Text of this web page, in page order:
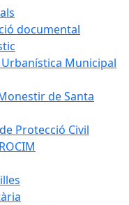
documental
Municipal
de Santa
Protecció Civil